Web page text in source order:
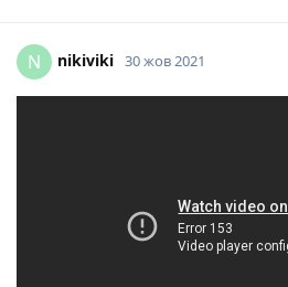
N nikiviki 30 жов 2021